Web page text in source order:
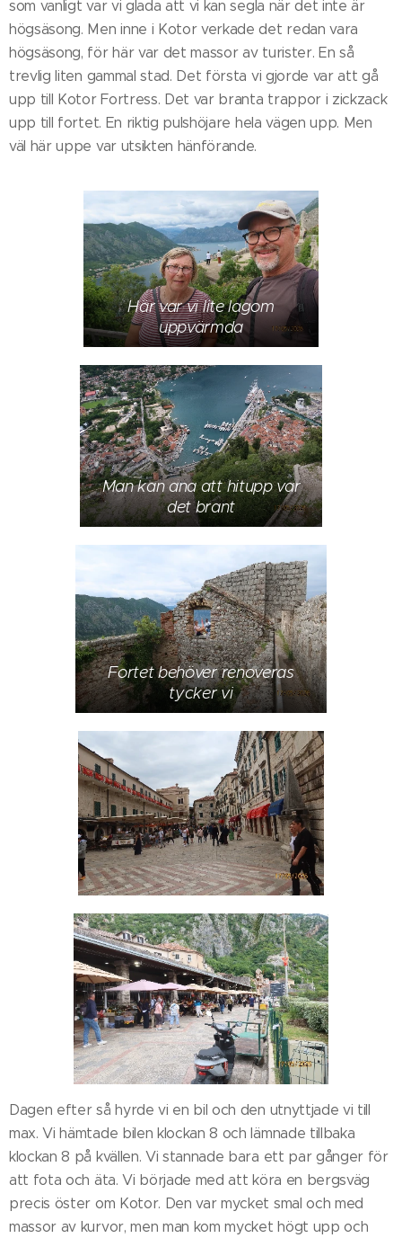
som vanligt var vi glada att vi kan segla när det inte är
högsäsong. Men inne i Kotor verkade det redan vara
högsäsong, för här var det massor av turister. En så
trevlig liten gammal stad. Det första vi gjorde var att gå
upp till Kotor Fortress. Det var branta trappor i zickzack
upp till fortet. En riktig pulshöjare hela vägen upp. Men
väl här uppe var utsikten hänförande.
Här var vi lite lagom
uppvärmda
Man kan ana att hitupp var
det brant
Fortet behöver renoveras
tycker vi
Dagen efter så hyrde vi en bil och den utnyttjade vi till
max. Vi hämtade bilen klockan 8 och lämnade tillbaka
klockan 8 på kvällen. Vi stannade bara ett par gånger för
att fota och äta. Vi började med att köra en bergsväg
precis öster om Kotor. Den var mycket smal och med
massor av kurvor, men man kom mycket högt upp och